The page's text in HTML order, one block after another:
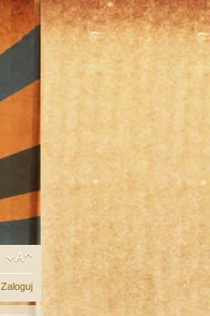
Zaloguj